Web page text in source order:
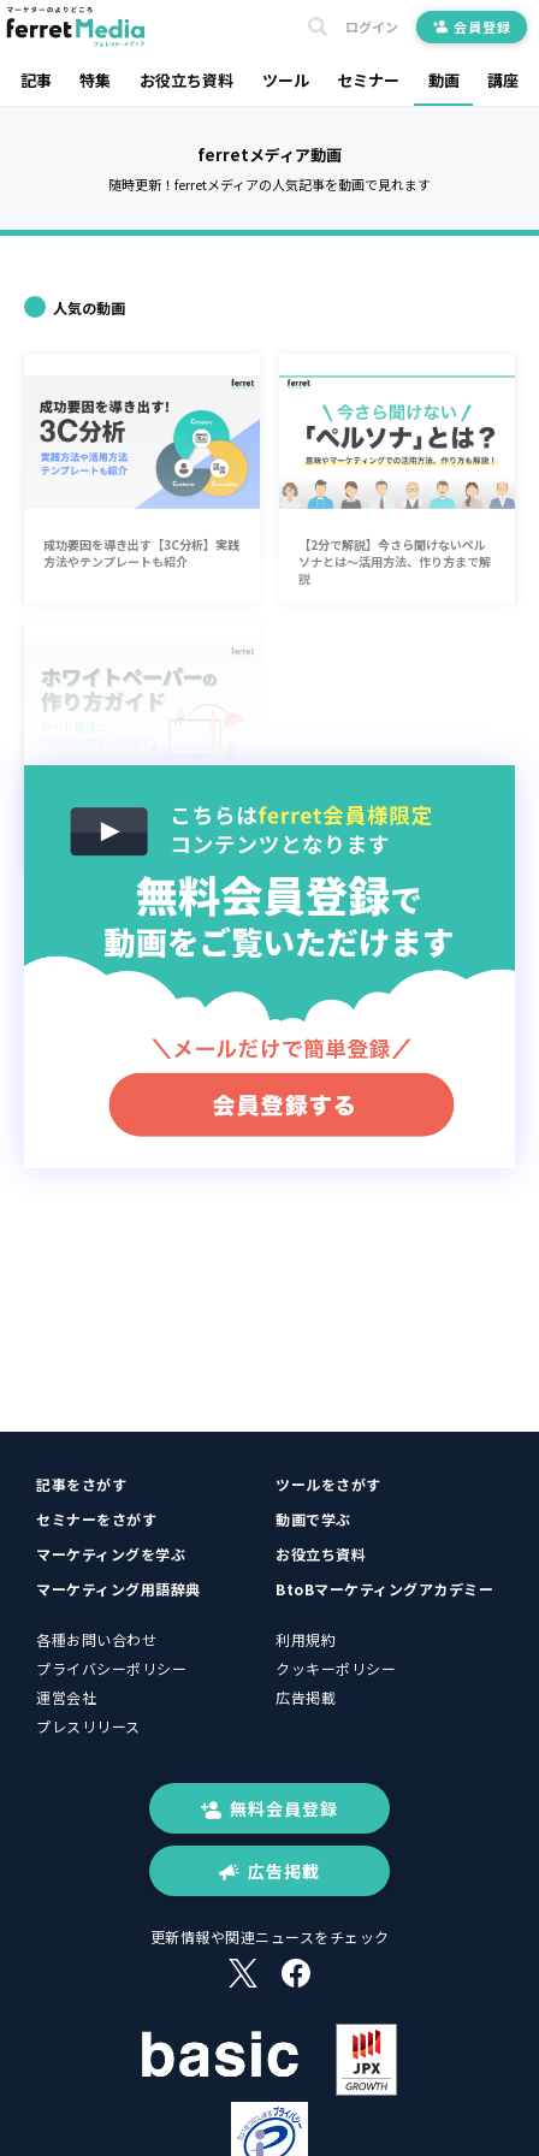
記事 特集 お役立ち資料 ツール セミナー 動画 講座
ログイン 会員登録
ferretメディア動画
随時更新！ferretメディアの人気記事を動画で見れます
人気の動画
成功要因を導き出す【3C分析】実践
方法やテンプレートも紹介
【2分で解説】今さら聞けないペル
ソナとは〜活用方法、作り方まで解
説
ホワイトペーパーの作り方【3分で
記事をさがす
ツールをさがす
セミナーをさがす
動画で学ぶ
マーケティングを学ぶ
お役立ち資料
マーケティング用語辞典
BtoBマーケティングアカデミー
各種お問い合わせ
利用規約
プライバシーポリシー
クッキーポリシー
運営会社
広告掲載
プレスリリース
無料会員登録
広告掲載
更新情報や関連ニュースをチェック